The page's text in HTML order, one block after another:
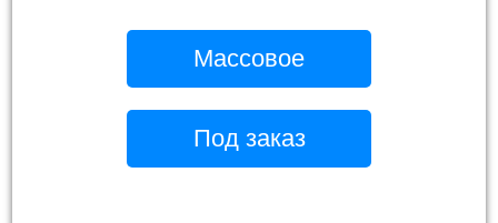
Массовое
Под заказ